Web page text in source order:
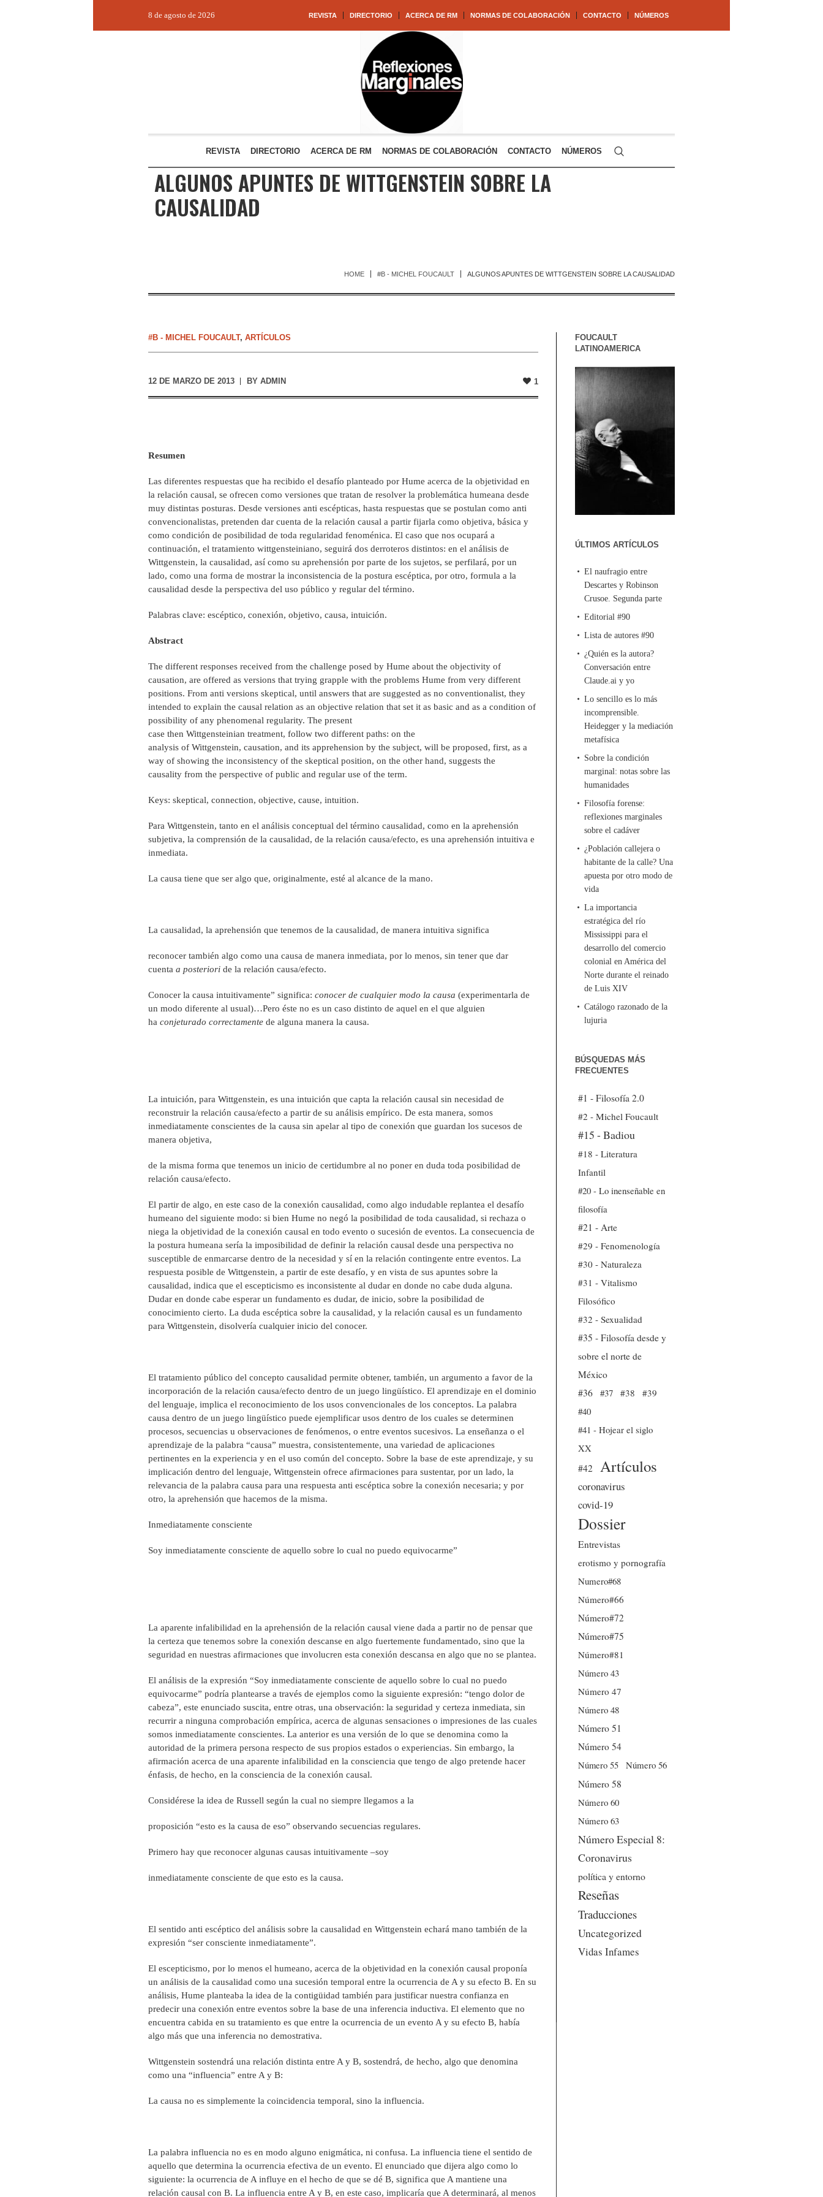
REVISTA DIRECTORIO ACERCA DE RM NORMAS DE COLABORACIÓN CONTACTO NÚMEROS
8 de agosto de 2026
REVISTA DIRECTORIO ACERCA DE RM NORMAS DE COLABORACIÓN CONTACTO NÚMEROS
ALGUNOS APUNTES DE WITTGENSTEIN SOBRE LA
CAUSALIDAD
HOME #B - MICHEL FOUCAULT ALGUNOS APUNTES DE WITTGENSTEIN SOBRE LA CAUSALIDAD
#B - MICHEL FOUCAULT, ARTÍCULOS
12 DE MARZO DE 2013 BY ADMIN 1
Resumen
Las diferentes respuestas que ha recibido el desafío planteado por Hume acerca de la objetividad en
la relación causal, se ofrecen como versiones que tratan de resolver la problemática humeana desde
muy distintas posturas. Desde versiones anti escépticas, hasta respuestas que se postulan como anti
convencionalistas, pretenden dar cuenta de la relación causal a partir fijarla como objetiva, básica y
como condición de posibilidad de toda regularidad fenoménica. El caso que nos ocupará a
continuación, el tratamiento wittgensteiniano, seguirá dos derroteros distintos: en el análisis de
Wittgenstein, la causalidad, así como su aprehensión por parte de los sujetos, se perfilará, por un
lado, como una forma de mostrar la inconsistencia de la postura escéptica, por otro, formula a la
causalidad desde la perspectiva del uso público y regular del término.
Palabras clave: escéptico, conexión, objetivo, causa, intuición.
Abstract
The different responses received from the challenge posed by Hume about the objectivity of
causation, are offered as versions that trying grapple with the problems Hume from very different
positions. From anti versions skeptical, until answers that are suggested as no conventionalist, they
intended to explain the causal relation as an objective relation that set it as basic and as a condition of
possibility of any phenomenal regularity. The present
case then Wittgensteinian treatment, follow two different paths: on the
analysis of Wittgenstein, causation, and its apprehension by the subject, will be proposed, first, as a
way of showing the inconsistency of the skeptical position, on the other hand, suggests the
causality from the perspective of public and regular use of the term.
Keys: skeptical, connection, objective, cause, intuition.
Para Wittgenstein, tanto en el análisis conceptual del término causalidad, como en la aprehensión
subjetiva, la comprensión de la causalidad, de la relación causa/efecto, es una aprehensión intuitiva e
inmediata.
La causa tiene que ser algo que, originalmente, esté al alcance de la mano.
La causalidad, la aprehensión que tenemos de la causalidad, de manera intuitiva significa
reconocer también algo como una causa de manera inmediata, por lo menos, sin tener que dar
cuenta a posteriori de la relación causa/efecto.
Conocer la causa intuitivamente” significa: conocer de cualquier modo la causa (experimentarla de
un modo diferente al usual)…Pero éste no es un caso distinto de aquel en el que alguien
ha conjeturado correctamente de alguna manera la causa.
La intuición, para Wittgenstein, es una intuición que capta la relación causal sin necesidad de
reconstruir la relación causa/efecto a partir de su análisis empírico. De esta manera, somos
inmediatamente conscientes de la causa sin apelar al tipo de conexión que guardan los sucesos de
manera objetiva,
de la misma forma que tenemos un inicio de certidumbre al no poner en duda toda posibilidad de
relación causa/efecto.
El partir de algo, en este caso de la conexión causalidad, como algo indudable replantea el desafío
humeano del siguiente modo: si bien Hume no negó la posibilidad de toda causalidad, si rechaza o
niega la objetividad de la conexión causal en todo evento o sucesión de eventos. La consecuencia de
la postura humeana sería la imposibilidad de definir la relación causal desde una perspectiva no
susceptible de enmarcarse dentro de la necesidad y sí en la relación contingente entre eventos. La
respuesta posible de Wittgenstein, a partir de este desafío, y en vista de sus apuntes sobre la
causalidad, indica que el escepticismo es inconsistente al dudar en donde no cabe duda alguna.
Dudar en donde cabe esperar un fundamento es dudar, de inicio, sobre la posibilidad de
conocimiento cierto. La duda escéptica sobre la causalidad, y la relación causal es un fundamento
para Wittgenstein, disolvería cualquier inicio del conocer.
El tratamiento público del concepto causalidad permite obtener, también, un argumento a favor de la
incorporación de la relación causa/efecto dentro de un juego lingüístico. El aprendizaje en el dominio
del lenguaje, implica el reconocimiento de los usos convencionales de los conceptos. La palabra
causa dentro de un juego lingüístico puede ejemplificar usos dentro de los cuales se determinen
procesos, secuencias u observaciones de fenómenos, o entre eventos sucesivos. La enseñanza o el
aprendizaje de la palabra “causa” muestra, consistentemente, una variedad de aplicaciones
pertinentes en la experiencia y en el uso común del concepto. Sobre la base de este aprendizaje, y su
implicación dentro del lenguaje, Wittgenstein ofrece afirmaciones para sustentar, por un lado, la
relevancia de la palabra causa para una respuesta anti escéptica sobre la conexión necesaria; y por
otro, la aprehensión que hacemos de la misma.
Inmediatamente consciente
Soy inmediatamente consciente de aquello sobre lo cual no puedo equivocarme”
La aparente infalibilidad en la aprehensión de la relación causal viene dada a partir no de pensar que
la certeza que tenemos sobre la conexión descanse en algo fuertemente fundamentado, sino que la
seguridad en nuestras afirmaciones que involucren esta conexión descansa en algo que no se plantea.
El análisis de la expresión “Soy inmediatamente consciente de aquello sobre lo cual no puedo
equivocarme” podría plantearse a través de ejemplos como la siguiente expresión: “tengo dolor de
cabeza”, este enunciado suscita, entre otras, una observación: la seguridad y certeza inmediata, sin
recurrir a ninguna comprobación empírica, acerca de algunas sensaciones o impresiones de las cuales
somos inmediatamente conscientes. La anterior es una versión de lo que se denomina como la
autoridad de la primera persona respecto de sus propios estados o experiencias. Sin embargo, la
afirmación acerca de una aparente infalibilidad en la consciencia que tengo de algo pretende hacer
énfasis, de hecho, en la consciencia de la conexión causal.
Considérese la idea de Russell según la cual no siempre llegamos a la
proposición “esto es la causa de eso” observando secuencias regulares.
Primero hay que reconocer algunas causas intuitivamente –soy
inmediatamente consciente de que esto es la causa.
El sentido anti escéptico del análisis sobre la causalidad en Wittgenstein echará mano también de la
expresión “ser consciente inmediatamente”.
El escepticismo, por lo menos el humeano, acerca de la objetividad en la conexión causal proponía
un análisis de la causalidad como una sucesión temporal entre la ocurrencia de A y su efecto B. En su
análisis, Hume planteaba la idea de la contigüidad también para justificar nuestra confianza en
predecir una conexión entre eventos sobre la base de una inferencia inductiva. El elemento que no
encuentra cabida en su tratamiento es que entre la ocurrencia de un evento A y su efecto B, había
algo más que una inferencia no demostrativa.
Wittgenstein sostendrá una relación distinta entre A y B, sostendrá, de hecho, algo que denomina
como una “influencia” entre A y B:
La causa no es simplemente la coincidencia temporal, sino la influencia.
La palabra influencia no es en modo alguno enigmática, ni confusa. La influencia tiene el sentido de
aquello que determina la ocurrencia efectiva de un evento. El enunciado que dijera algo como lo
siguiente: la ocurrencia de A influye en el hecho de que se dé B, significa que A mantiene una
relación causal con B. La influencia entre A y B, en este caso, implicaría que A determinará, al menos
FOUCAULT
LATINOAMERICA
ÚLTIMOS ARTÍCULOS
El naufragio entre
Descartes y Robinson
Crusoe. Segunda parte
Editorial #90
Lista de autores #90
¿Quién es la autora?
Conversación entre
Claude.ai y yo
Lo sencillo es lo más
incomprensible.
Heidegger y la mediación
metafísica
Sobre la condición
marginal: notas sobre las
humanidades
Filosofía forense:
reflexiones marginales
sobre el cadáver
¿Población callejera o
habitante de la calle? Una
apuesta por otro modo de
vida
La importancia
estratégica del río
Mississippi para el
desarrollo del comercio
colonial en América del
Norte durante el reinado
de Luis XIV
Catálogo razonado de la
lujuria
BÚSQUEDAS MÁS
FRECUENTES
#1 - Filosofía 2.0
#2 - Michel Foucault
#15 - Badiou
#18 - Literatura
Infantil
#20 - Lo inenseñable en
filosofía
#21 - Arte
#29 - Fenomenología
#30 - Naturaleza
#31 - Vitalismo
Filosófico
#32 - Sexualidad
#35 - Filosofía desde y
sobre el norte de
México
#36
#37 #38
#39
#40
#41 - Hojear el siglo
XX
#42
Artículos
coronavirus
covid-19
Dossier
Entrevistas
erotismo y pornografía
Numero#68
Número#66
Número#72
Número#75
Número#81
Número 43
Número 47
Número 48
Número 51
Número 54
Número 55
Número 56
Número 58
Número 60
Número 63
Número Especial 8:
Coronavirus
política y entorno
Reseñas
Traducciones
Uncategorized
Vidas Infames